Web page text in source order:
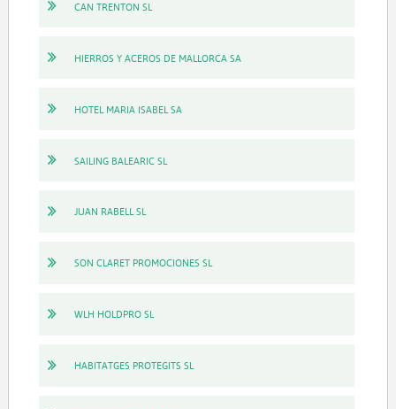
CAN TRENTON SL
HIERROS Y ACEROS DE MALLORCA SA
HOTEL MARIA ISABEL SA
SAILING BALEARIC SL
JUAN RABELL SL
SON CLARET PROMOCIONES SL
WLH HOLDPRO SL
HABITATGES PROTEGITS SL